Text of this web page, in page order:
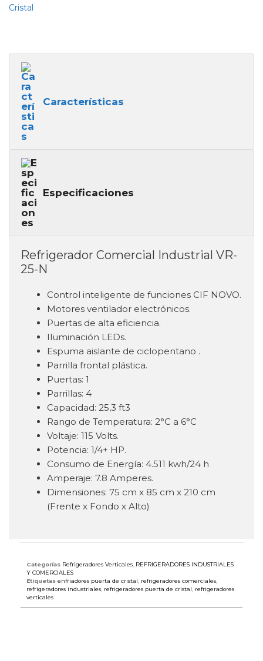
Cristal
Características
Especificaciones
Refrigerador Comercial Industrial VR-
25-N
Control inteligente de funciones CIF NOVO.
Motores ventilador electrónicos.
Puertas de alta eficiencia.
Iluminación LEDs.
Espuma aislante de ciclopentano .
Parrilla frontal plástica.
Puertas: 1
Parrillas: 4
Capacidad: 25,3 ft3
Rango de Temperatura: 2°C a 6°C
Voltaje: 115 Volts.
Potencia: 1/4+ HP.
Consumo de Energía: 4.511 kwh/24 h
Amperaje: 7.8 Amperes.
Dimensiones: 75 cm x 85 cm x 210 cm
(Frente x Fondo x Alto)
Categorías Refrigeradores Verticales REFRIGERADORES INDUSTRIALES
Y COMERCIALES
Etiquetas enfriadores puerta de cristal refrigeradores comerciales
refrigeradores industriales refrigeradores puerta de cristal
refrigeradores
verticales